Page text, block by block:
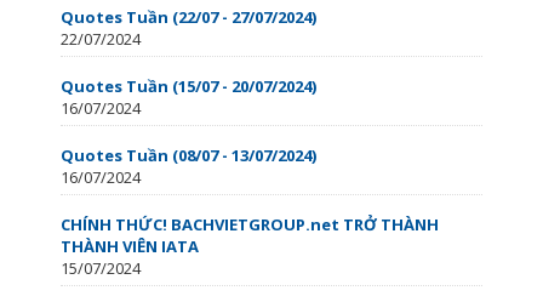
Quotes Tuần (22/07 - 27/07/2024)
22/07/2024
Quotes Tuần (15/07 - 20/07/2024)
16/07/2024
Quotes Tuần (08/07 - 13/07/2024)
16/07/2024
CHÍNH THỨC! BACHVIETGROUP.net TRỞ THÀNH
THÀNH VIÊN IATA
15/07/2024